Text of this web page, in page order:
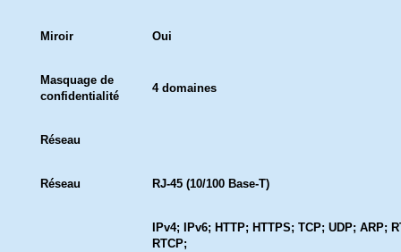
Miroir Oui
Masquage de
confidentialité
4 domaines
Réseau
Réseau RJ-45 (10/100 Base-T)
IPv4; IPv6; HTTP; HTTPS; TCP; UDP; ARP;
RTCP;